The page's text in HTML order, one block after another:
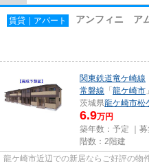
賃貸｜アパート アンフィニ ア
関東鉄道竜ケ崎線
常磐線 「 龍ケ崎市
茨城県龍ケ崎市松
6.9万円
築年数：予定 ｜募
階数：2階建
龍ケ崎市近辺での新居ならご好評の